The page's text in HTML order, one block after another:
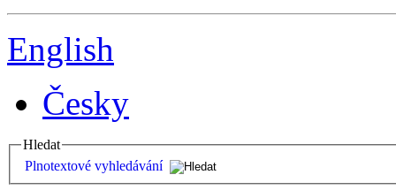
English
Česky
Hledat
Plnotextové vyhledávání